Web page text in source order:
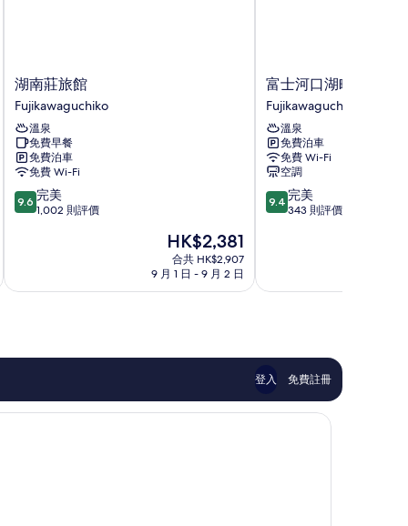
湖
南
莊
旅
館
Fujikawaguchiko
湖南莊旅館
Fujikawaguchiko
溫泉
免費早餐
免費泊車
免費 Wi-Fi
9.6
分
分)，
則
篇
9.6 完美
1,002 則評價
現
售
HK$2,381
HK$2,381
合共 HK$2,907
9 月 1 日 - 9 月 2 日
富
士
河
口
湖
町
酒
店
Fujikawaguchiko
富士河口湖町酒店
Fujikawaguchiko
溫泉
免費泊車
免費 Wi-Fi
空調
9.4
分
分)，
則
評
價
篇
9.4 完美
343 則評價
登入 免費註冊